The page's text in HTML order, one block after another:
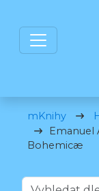
mKnihy
Emanuel
Bohemicæ